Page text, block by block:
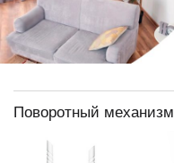
Поворотный механизм